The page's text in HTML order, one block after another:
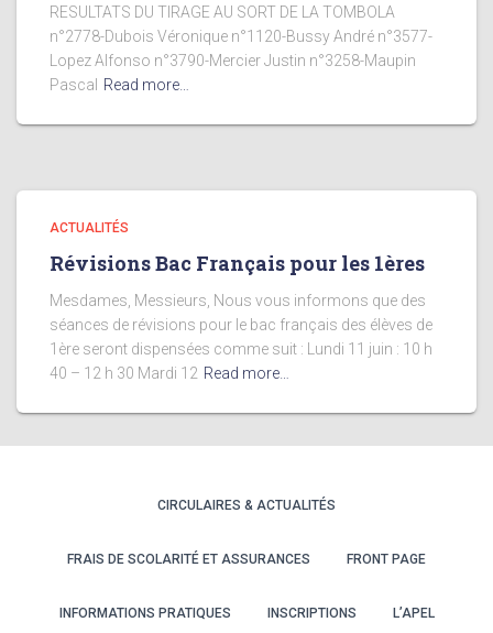
RESULTATS DU TIRAGE AU SORT DE LA TOMBOLA
n°2778-Dubois Véronique n°1120-Bussy André n°3577-
Lopez Alfonso n°3790-Mercier Justin n°3258-Maupin
Pascal
Read more…
ACTUALITÉS
Révisions Bac Français pour les 1ères
Mesdames, Messieurs, Nous vous informons que des
séances de révisions pour le bac français des élèves de
1ère seront dispensées comme suit : Lundi 11 juin : 10 h
40 – 12 h 30 Mardi 12 Read more…
CIRCULAIRES & ACTUALITÉS
FRAIS DE SCOLARITÉ ET ASSURANCES FRONT PAGE
INFORMATIONS PRATIQUES INSCRIPTIONS L’APEL